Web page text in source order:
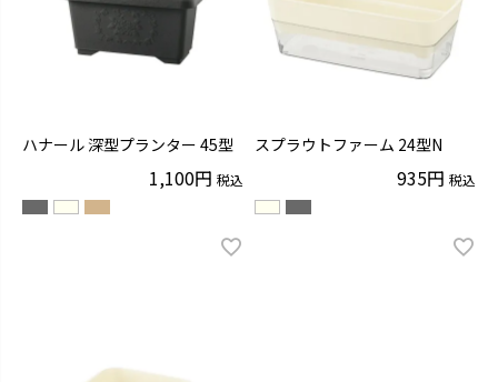
ハナール 深型プランター 45型
1,100 税込
スプラウトファーム 24型N
935 税込